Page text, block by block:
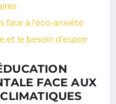
face à l’éco-anxiété
et le besoin d’espoir
FACE AUX